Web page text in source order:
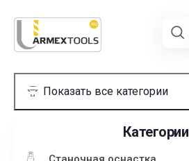
Категории